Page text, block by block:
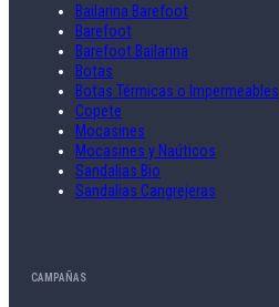
Bailarina Barefoot
Barefoot
Barefoot Bailarina
Botas
Botas Térmicas o Impermeables
Copete
Mocasines
Mocasines y Naúticos
Sandalias Bio
Sandalias Cangrejeras
CAMPAÑAS